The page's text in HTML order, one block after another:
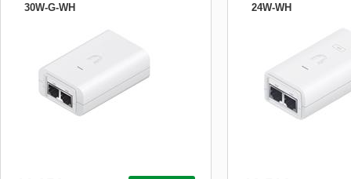
30W-G-WH
PoE napájecí adaptér s uzemněním,
indikační LED a výstupním napětím 24V a
max.proudem 1.25A. Maximální výstupní
výkon je 30W. Tento model disponuje
napájením na všech 4 párech. PoE
adaptér je kompatibilní po...
24W-WH
1A. Maximální výstupní
Obsah balení PoE
Napájecí kabel
Rychlost ethernetu